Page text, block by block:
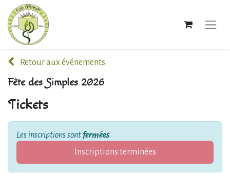
Retour aux événements
Fête des Simples 2026
Tickets
Les inscriptions sontfermées
Inscriptions terminées